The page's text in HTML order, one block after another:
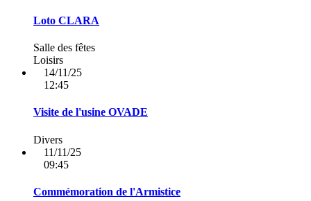
Loto CLARA
Salle des fêtes
Loisirs
14/11/25
12:45
Visite de l'usine OVADE
Divers
11/11/25
09:45
Commémoration de l'Armistice